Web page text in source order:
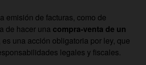
emisión de facturas, como de
de hacer una compra-venta de un
, es una acción obligatoria por ley, que
legales y fiscales.